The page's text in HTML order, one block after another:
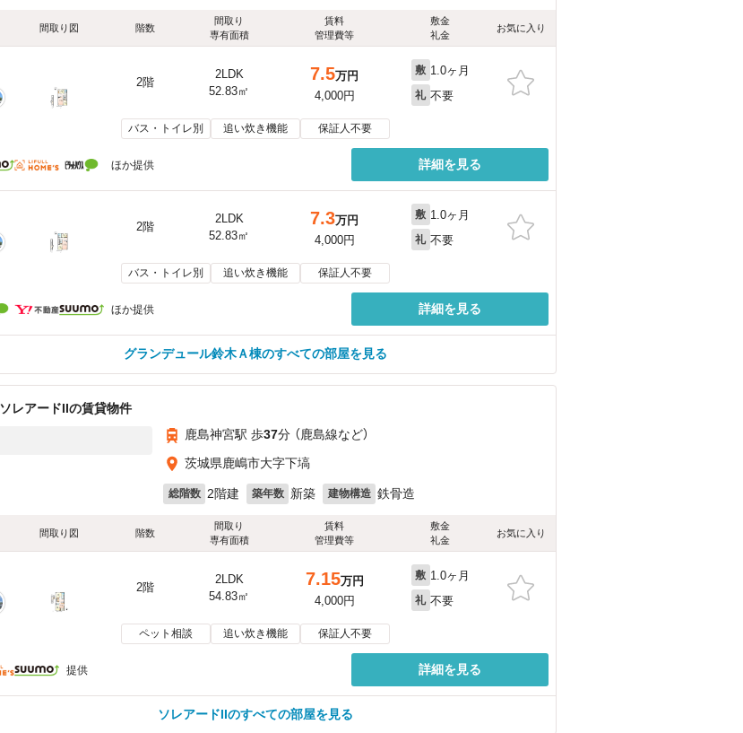
間取り図 階数
間取り
専有面積
賃料
管理費等
敷金
礼金
お気に入り
2階
2LDK
52.83㎡
7.5万円
4,000円
敷 1.0ヶ月
礼 不要
バス・トイレ別 追い炊き機能 保証人不要
ほか提供 詳細を見る
2階
2LDK
52.83㎡
7.3万円
4,000円
敷 1.0ヶ月
礼 不要
バス・トイレ別 追い炊き機能 保証人不要
ほか提供 詳細を見る
グランデュール鈴木Ａ棟のすべての部屋を見る
ソレアードIIの賃貸物件
鹿島神宮駅 歩37分 （鹿島線など）
茨城県鹿嶋市大字下塙
総階数 2階建 築年数 新築 建物構造 鉄骨造
間取り図 階数
間取り
専有面積
賃料
管理費等
敷金
礼金
お気に入り
2階
2LDK
54.83㎡
7.15万円
4,000円
敷 1.0ヶ月
礼 不要
ペット相談 追い炊き機能 保証人不要
提供 詳細を見る
ソレアードIIのすべての部屋を見る